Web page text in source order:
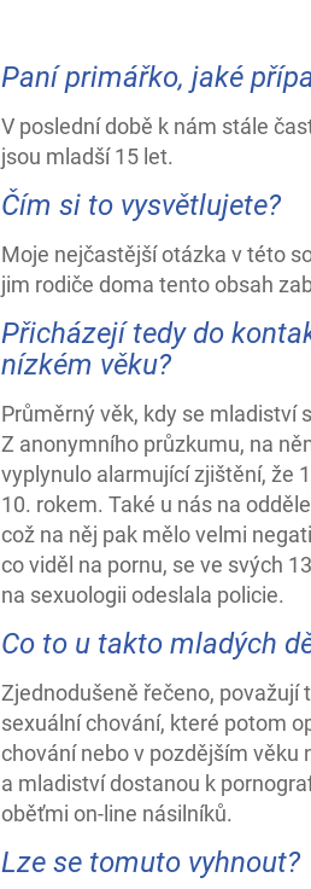
Paní primářko, jaké
V poslední době k nám stále
jsou mladší 15 let.
Čím si to vysvětlujete?
Moje nejčastější otázka v této
jim rodiče doma tento obsah
Přicházejí tedy do
nízkém věku?
Průměrný věk, kdy se mladiství
Z anonymního průzkumu, na
vyplynulo alarmující zjištění, že
10. rokem. Také u nás na
což na něj pak mělo velmi
co viděl na pornu, se ve svých
na sexuologii odeslala policie.
Co to u takto mladých
Zjednodušeně řečeno,
sexuální chování, které potom
chování nebo v pozdějším věku
a mladiství dostanou k
oběťmi on-line násilníků.
Lze se tomuto vyhnout?